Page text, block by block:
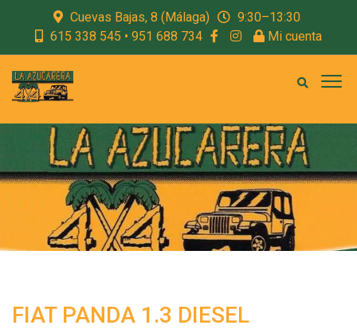
Cuevas Bajas, 8 (Málaga)
9:30–13:30
615 338 545 • 951 688 734
Mi cuenta
FIAT PANDA 1.3 DIESEL